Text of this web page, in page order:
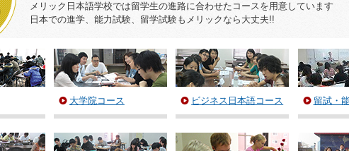
メリック日本語学校では留学生の進路に合わせたコースを用意しています
日本での進学、能力試験、留学試験もメリックなら大丈夫!!
大学院コース ビジネス日本語コース 留試・